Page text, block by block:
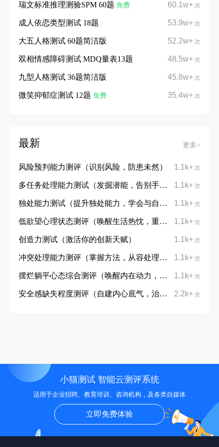
60.1w+ 次
瑞文标准推理测验SPM 60题 免费
53.9w+ 次
成人依恋类型测试 18题
52.2w+ 次
大五人格测试 60题简洁版
48.5w+ 次
双相情感障碍测试 MDQ量表13题
45.8w+ 次
九型人格测试 36题简洁版
35.4w+ 次
微笑抑郁症测试 12题 免费
最新 更多>
1.1k+ 次
风险预判能力测评（识别风险，防患未然）
1.1k+ 次
多任务处理能力测试（发掘潜能，告别手忙脚乱）
1.1k+ 次
独处能力测试（提升独处能力，学会与自己对话）
1.1k+ 次
低欲望心理状态测评（唤醒生活热忱，重拾向上力量）
1.1k+ 次
创造力测试（激活你的创新天赋）
1.1k+ 次
冲突处理能力测评（掌握方法，从容处理分歧）
1.1k+ 次
摆烂躺平心态综合测评（唤醒内在动力，摆脱躺平摆烂心态）
2.2k+ 次
安全感缺失程度测评（自建内心底气，治愈不安与敏感）
小猫测试 智能云测评系统
适用于企业招聘、教育培训、咨询机构，及各类自媒体
立即免费体验